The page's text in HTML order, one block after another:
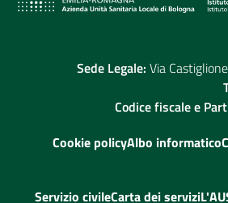
Sede Legale: Via
Codice fiscale e
Cookie policyAlbo informatico
Servizio civileCarta dei servizi